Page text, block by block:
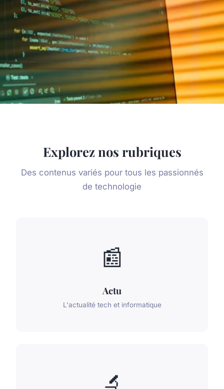
Explorez nos rubriques
Des contenus variés pour tous les passionnés
de technologie
📰
Actu
L'actualité tech et informatique